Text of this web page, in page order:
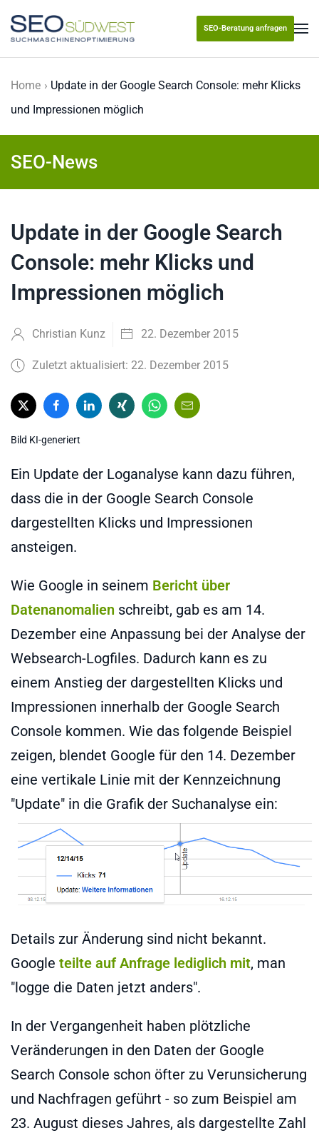
Skip to main content
SEO-Beratung anfragen
Home
Update in der Google Search Console: mehr Klicks
und Impressionen möglich
SEO-News
Update in der Google Search
Console: mehr Klicks und
Impressionen möglich
Christian Kunz 22. Dezember 2015
Zuletzt aktualisiert: 22. Dezember 2015
Bild KI-generiert
Ein Update der Loganalyse kann dazu führen,
dass die in der Google Search Console
dargestellten Klicks und Impressionen
ansteigen.
Wie Google in seinem Bericht über
Datenanomalien schreibt, gab es am 14.
Dezember eine Anpassung bei der Analyse der
Websearch-Logfiles. Dadurch kann es zu
einem Anstieg der dargestellten Klicks und
Impressionen innerhalb der Google Search
Console kommen. Wie das folgende Beispiel
zeigen, blendet Google für den 14. Dezember
eine vertikale Linie mit der Kennzeichnung
"Update" in die Grafik der Suchanalyse ein:
Details zur Änderung sind nicht bekannt.
Google teilte auf Anfrage lediglich mit, man
"logge die Daten jetzt anders".
In der Vergangenheit haben plötzliche
Veränderungen in den Daten der Google
Search Console schon öfter zu Verunsicherung
und Nachfragen geführt - so zum Beispiel am
23. August dieses Jahres, als dargestellte Zahl